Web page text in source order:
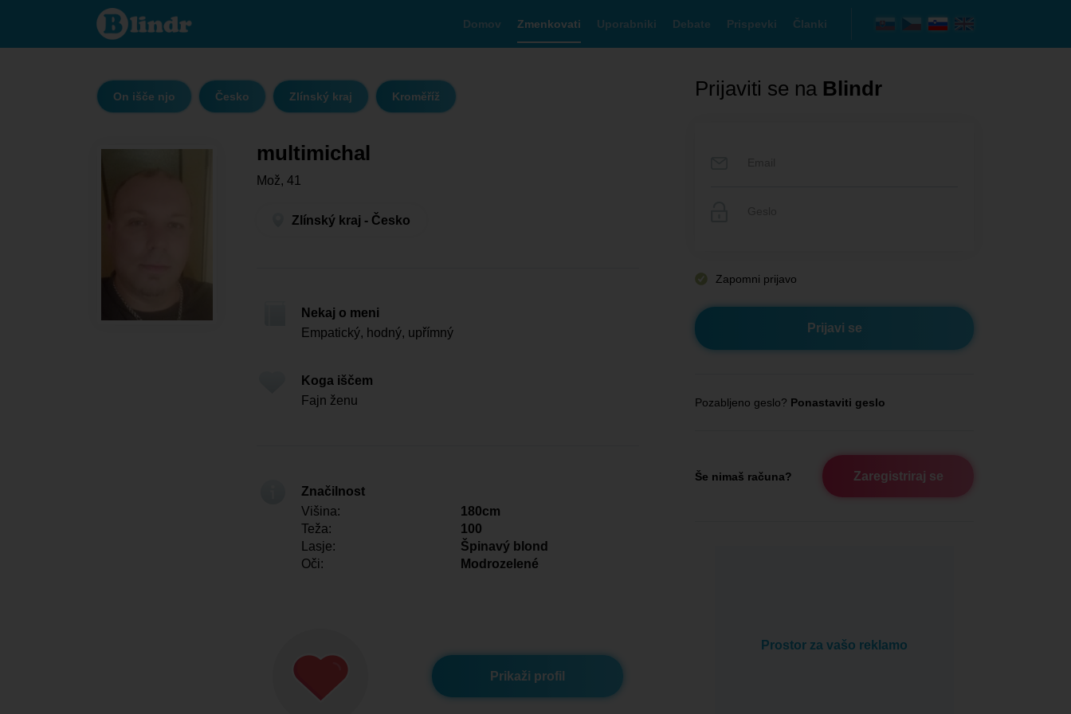
multimichal
- On išče
njo Zlínský
Domov Zmenkovati Uporabniki Debate Prispevki Članki
On išče njo Česko Zlínský kraj Kroměříž
multimichal
Mož, 41
Zlínský kraj - Česko
Nekaj o meni
Empatický, hodný, upřímný
Koga iščem
Fajn ženu
Značilnost
Višina:
180cm
Teža:
100
Lasje:
Špinavý blond
Oči:
Modrozelené
Prikaži profil
Prijaviti se na Blindr
Zapomni prijavo
Pozabljeno geslo? Ponastaviti geslo
Še nimaš računa? Zaregistriraj se
Prostor za vašo reklamo